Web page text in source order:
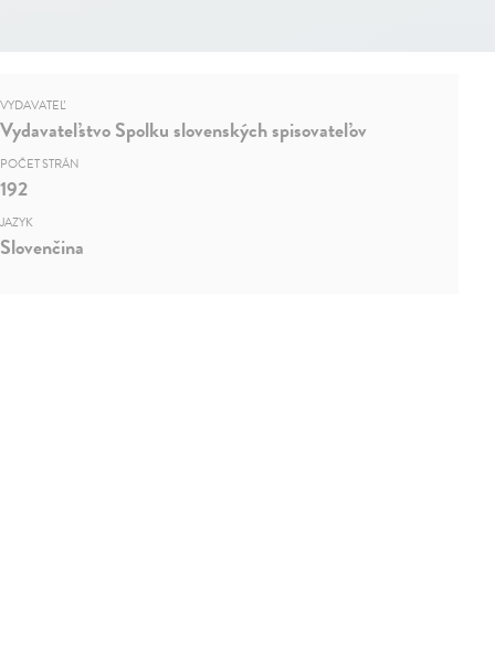
VYDAVATEĽ
Vydavateľstvo Spolku slovenských spisovateľov
POČET STRÁN
192
JAZYK
Slovenčina